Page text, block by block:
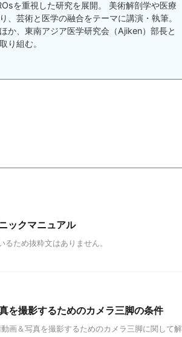
を重視した研究を展開。 美術解剖学や医療
、芸術と医学の融合をテーマに講演・執筆。
か、東南アジア医学研究会（Ajiken）部長と
り組む。
ックマニュアル
ため抜粋文はありません。
を撮影するためのカメラ三脚の条件
画＆写真を撮影するためのカメラ三脚に関して解